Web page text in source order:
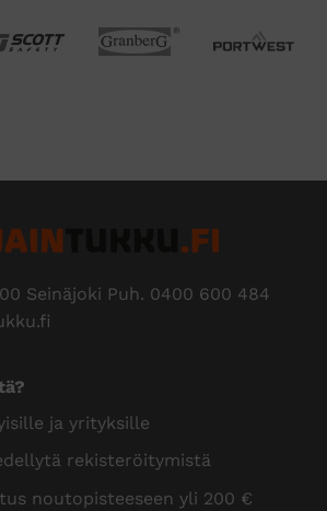
Seinäjoki Puh. 0400 600 484
ja yrityksille
rekisteröitymistä
noutopisteeseen yli 200 €